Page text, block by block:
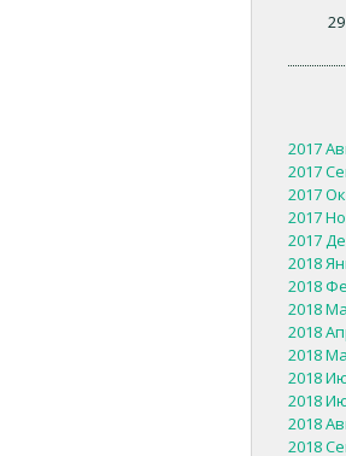
29
2017
2017
2017
2017
2017
2018
2018
2018
2018
2018
2018
2018
2018
2018